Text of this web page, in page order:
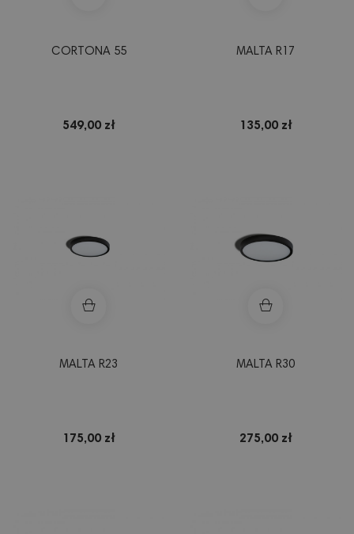
CORTONA 55
549,00 zł
MALTA R17
135,00 zł
MALTA R23
175,00 zł
MALTA R30
275,00 zł